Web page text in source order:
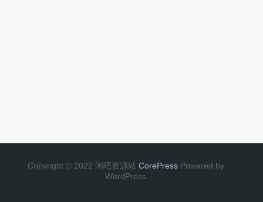
Copyright © 2022 闲吧资源站 CorePress Powered by
WordPress